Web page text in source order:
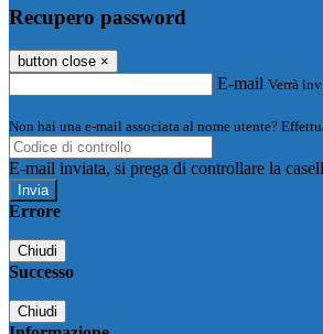
Recupero password
button close ×
E-mail Verrà
Non hai una e-mail associata al nome utente?
E-mail inviata, si prega di controllare la
Errore
Chiudi
Successo
Chiudi